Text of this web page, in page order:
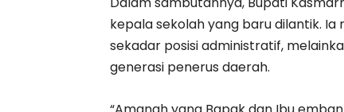
kepala sekolah yang baru dilantik.
sekadar posisi administratif,
generasi penerus daerah.